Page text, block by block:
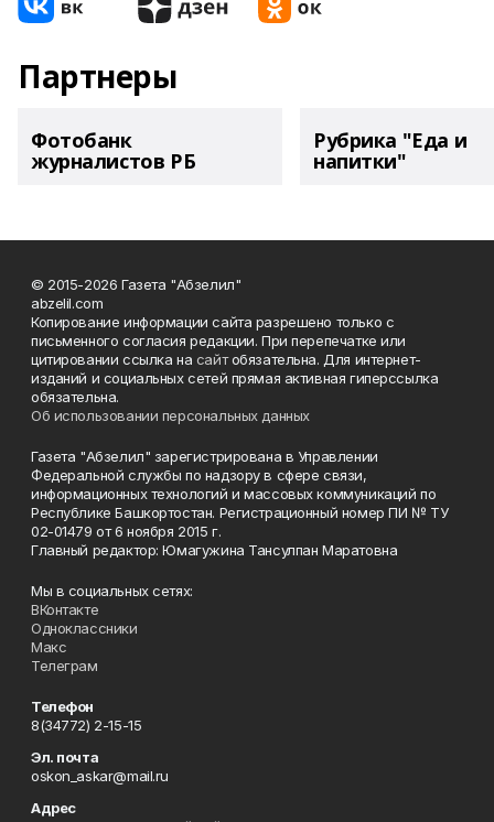
Партнеры
Фотобанк
журналистов РБ
Рубрика "Еда и
напитки"
© 2015-2026 Газета "Абзелил"
abzelil.com
Копирование информации сайта разрешено только с
письменного согласия редакции. При перепечатке или
цитировании ссылка на сайтобязательна. Для интернет-
изданий и социальных сетей прямая активная гиперссылка
обязательна.
Об использовании персональных данных
Газета "Абзелил" зарегистрирована в Управлении
Федеральной службы по надзору в сфере связи,
информационных технологий и массовых коммуникаций по
Республике Башкортостан. Регистрационный номер ПИ № ТУ
02-01479 от 6 ноября 2015 г.
Главный редактор: Юмагужина Тансулпан Маратовна
Мы в социальных сетях:
ВКонтакте
Одноклассники
Макс
Телеграм
Телефон
8(34772) 2-15-15
Эл. почта
oskon_askar@mail.ru
Адрес